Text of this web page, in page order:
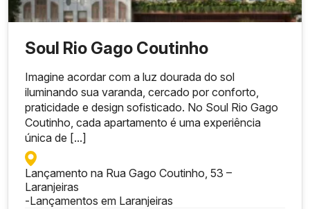
Soul Rio Gago Coutinho
Imagine acordar com a luz dourada do sol
iluminando sua varanda, cercado por conforto,
praticidade e design sofisticado. No Soul Rio Gago
Coutinho, cada apartamento é uma experiência
única de [...]
Lançamento na Rua Gago Coutinho, 53 –
Laranjeiras
-Lançamentos em Laranjeiras